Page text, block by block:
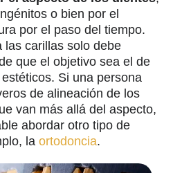
o bien por el
por el paso del tiempo.
las carillas solo debe
que el objetivo sea el de
Si una persona
de alineación de los
van más allá del aspecto,
abordar otro tipo de
la ortodoncia.